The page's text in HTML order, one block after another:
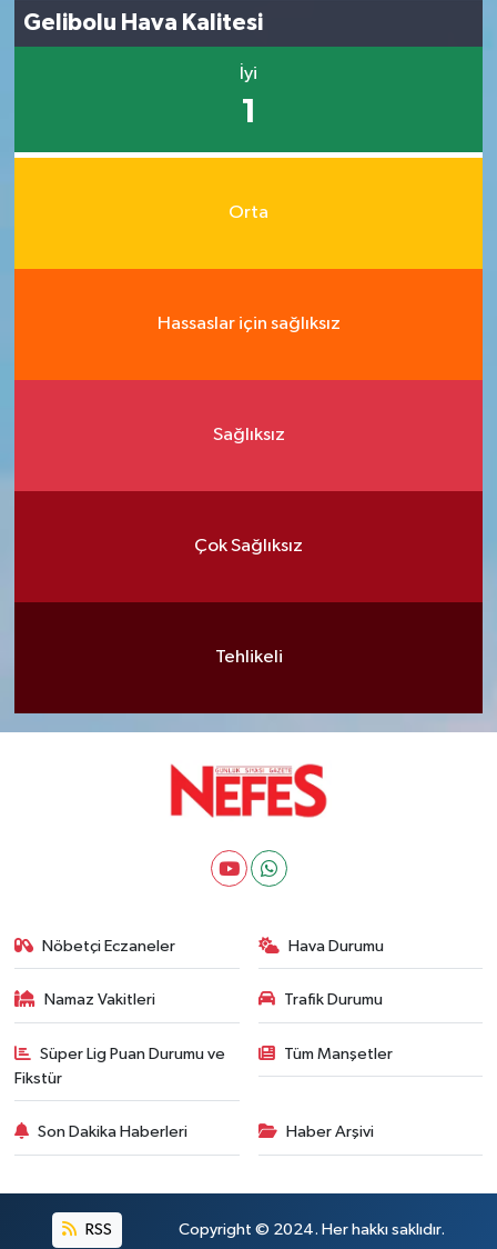
Gelibolu Hava Kalitesi
İyi
1
Orta
Hassaslar için sağlıksız
Sağlıksız
Çok Sağlıksız
Tehlikeli
Nöbetçi Eczaneler Hava Durumu
Namaz Vakitleri Trafik Durumu
Süper Lig Puan Durumu ve
Fikstür
Tüm Manşetler
Son Dakika Haberleri Haber Arşivi
RSS Copyright © 2024. Her hakkı saklıdır.